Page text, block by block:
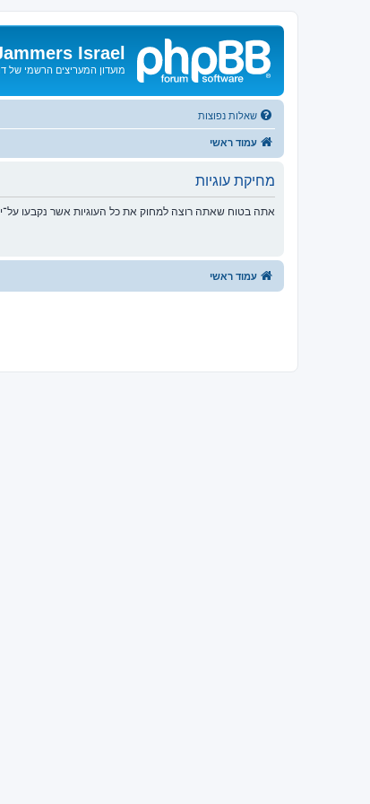
Israel
מועדון המעריצים הרשמי של
שאלות נפוצות
עמוד ראשי
מחיקת עוגיות
אתה בטוח שאתה רוצה למחוק את כל העוגיות אשר נקבעו
עמוד ראשי